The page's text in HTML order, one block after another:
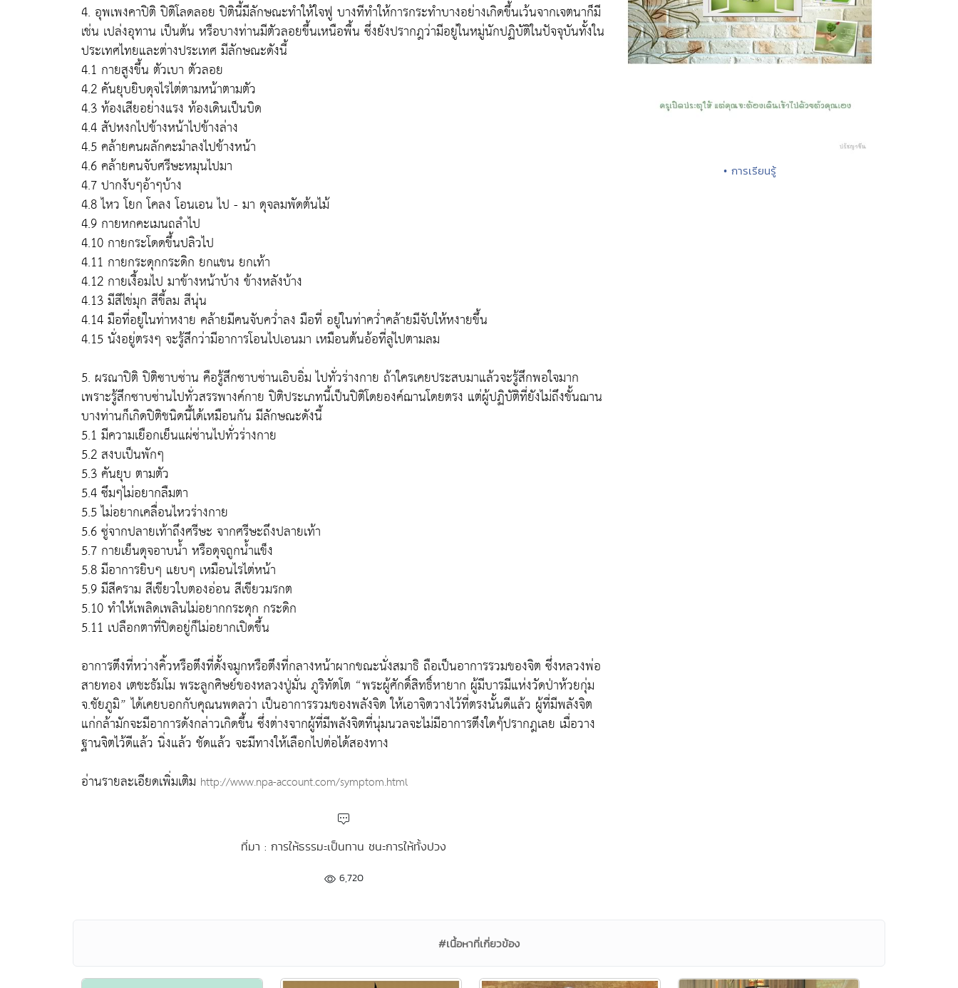
4. อุพเพงคาปิติ ปิติโลดลอย ปิตินี้มีลักษณะทำให้ใจฟู บางทีทำให้การกระทำบางอย่างเกิดขึ้นเว้นจากเจตนาก็มี
เช่น เปล่งอุทาน เป็นต้น หรือบางท่านมีตัวลอยขึ้นเหนือพื้น ซึ่งยังปรากฎว่ามีอยู่ในหมู่นักปฏิบัติในปัจจุบันทั้งใน
ประเทศไทยและต่างประเทศ มีลักษณะดังนี้
4.1 กายสูงขึ้น ตัวเบา ตัวลอย
4.2 คันยุบยิบดุจไรไต่ตามหน้าตามตัว
4.3 ท้องเสียอย่างแรง ท้องเดินเป็นบิด
4.4 สัปหงกไปข้างหน้าไปข้างล่าง
4.5 คล้ายคนผลักคะมำลงไปข้างหน้า
4.6 คล้ายคนจับศรีษะหมุนไปมา
4.7 ปากงับๆอ้าๆบ้าง
4.8 ไหว โยก โคลง โอนเอน ไป - มา ดุจลมพัดต้นไม้
4.9 กายหกคะเมนถลำไป
4.10 กายกระโดดขึ้นปลิวไป
4.11 กายกระดุกกระดิก ยกแขน ยกเท้า
4.12 กายเงื้อมไป มาข้างหน้าบ้าง ข้างหลังบ้าง
4.13 มีสีไข่มุก สีขี้ลม สีนุ่น
4.14 มือที่อยู่ในท่าหงาย คล้ายมีคนจับคว่ำลง มือที่ อยู่ในท่าคว่ำคล้ายมีจับให้หงายขึ้น
4.15 นั่งอยู่ตรงๆ จะรู้สึกว่ามีอาการโอนไปเอนมา เหมือนต้นอ้อที่ลู่ไปตามลม
5. ผรณาปิติ ปิติซาบซ่าน คือรู้สึกซาบซ่านเอิบอิ่ม ไปทั่วร่างกาย ถ้าใครเคยประสบมาแล้วจะรู้สึกพอใจมาก
เพราะรู้สึกซาบซ่านไปทั่วสรรพางค์กาย ปิติประเภทนี้เป็นปิติโดยองค์ฌานโดยตรง แต่ผู้ปฏิบัติที่ยังไม่ถึงขั้นฌาน
บางท่านก็เกิดปิติชนิดนี้ได้เหมือนกัน มีลักษณะดังนี้
5.1 มีความเยือกเย็นแผ่ซ่านไปทั่วร่างกาย
5.2 สงบเป็นพักๆ
5.3 คันยุบ ตามตัว
5.4 ซึมๆไม่อยากลืมตา
5.5 ไม่อยากเคลื่อนไหวร่างกาย
5.6 ซู่จากปลายเท้าถึงศรีษะ จากศรีษะถึงปลายเท้า
5.7 กายเย็นดุจอาบน้ำ หรือดุจถูกน้ำแข็ง
5.8 มีอาการยิบๆ แยบๆ เหมือนไรไต่หน้า
5.9 มีสีคราม สีเขียวใบตองอ่อน สีเขียวมรกต
5.10 ทำให้เพลิดเพลินไม่อยากกระดุก กระดิก
5.11 เปลือกตาที่ปิดอยู่ก็ไม่อยากเปิดขึ้น
อาการตึงที่หว่างคิ้วหรือตึงที่ดั้งจมูกหรือตึงที่กลางหน้าผากขณะนั่งสมาธิ ถือเป็นอาการรวมของจิต ซึ่งหลวงพ่อ
สายทอง เตชะธัมโม พระลูกศิษย์ของหลวงปู่มั่น ภูริทัตโต “พระผู้ศักดิ์สิทธิ์หายาก ผู้มีบารมีแห่งวัดป่าห้วยกุ่ม
จ.ชัยภูมิ” ได้เคยบอกกับคุณนพดลว่า เป็นอาการรวมของพลังจิต ให้เอาจิตวางไว้ที่ตรงนั้นดีแล้ว ผู้ที่มีพลังจิต
แก่กล้ามักจะมีอาการดังกล่าวเกิดขึ้น ซึ่งต่างจากผู้ที่มีพลังจิตที่นุ่มนวลจะไม่มีอาการตึงใดๆ้ปรากฎเลย เมื่อวาง
ฐานจิตไว้ดีแล้ว นิ่งแล้ว ชัดแล้ว จะมีทางให้เลือกไปต่อได้สองทาง
อ่านรายละเอียดเพิ่มเติม http://www.npa-account.com/symptom.html
ที่มา : การให้ธรรมะเป็นทาน ชนะการให้ทั้งปวง
6,720
• การเรียนรู้
#เนื้อหาที่เกี่ยวข้อง